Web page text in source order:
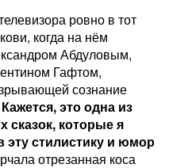
ровно в тот
когда на нём
Абдуловым,
Гафтом,
сознание
Кажется, это одна из
сказок, которые я
стилистику и юмор
отрезанная коса